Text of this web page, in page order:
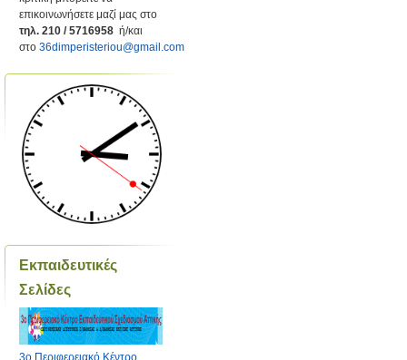
επικοινωνήσετε μαζί μας στο
τηλ. 210 / 5716958 ή/και
στο 36dimperisteriou@gmail.com
Εκπαιδευτικές
Σελίδες
3ο Περιφερειακό Κέντρο